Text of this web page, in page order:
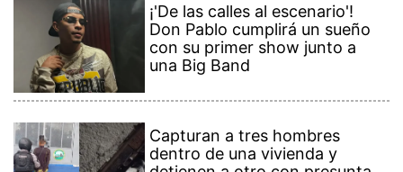
¡'De las calles al escenario'!
Don Pablo cumplirá un sueño
con su primer show junto a
una Big Band
Capturan a tres hombres
dentro de una vivienda y